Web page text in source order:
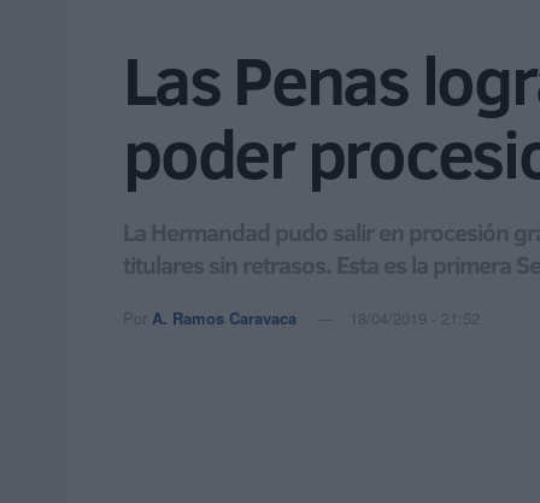
Las Penas
poder
La Hermandad pudo salir en procesión
titulares sin retrasos. Esta es la primera
Por A. Ramos Caravaca 18/04/2019 - 21:52